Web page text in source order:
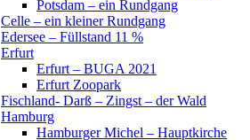
Potsdam – ein Rundgang
Celle – ein kleiner Rundgang
Edersee – Füllstand 11 %
Erfurt
Erfurt – BUGA 2021
Erfurt Zoopark
Fischland- Darß – Zingst – der Wald
Hamburg
Hamburger Michel – Hauptkirche